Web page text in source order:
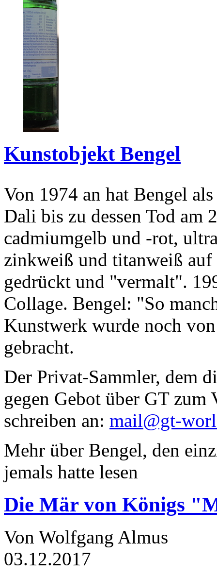
Kunstobjekt Bengel
Von 1974 an hat Bengel
Dali bis zu dessen Tod am
cadmiumgelb und -rot,
zinkweiß und titanweiß
gedrückt und "vermalt".
Collage. Bengel: "So
Kunstwerk wurde noch
gebracht.
Der Privat-Sammler, dem
gegen Gebot über GT zum
schreiben an: mail@gt-
Mehr über Bengel, den
jemals hatte lesen
Die Mär von Königs
Von Wolfgang Almus
03.12.2017